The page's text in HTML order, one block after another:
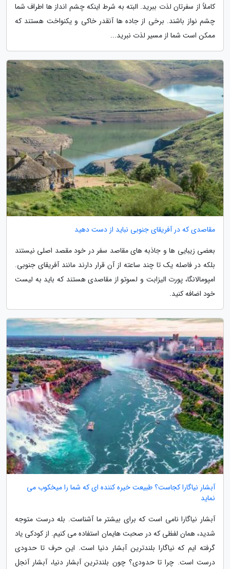
کاملاً از سفرتان لذت ببرید. البته به شرط اینکه چشم انداز ها اطراف شما
چشم نواز باشند. برخی از جاده ها آنقدر خاکی و یکنواخت هستند که
ممکن است شما از مسیر لذت نبرید...
مقاصدی که در آفریقای جنوبی نباید از دست دهید
بعضی زیبایی ها و جاذبه های مقاصد سفر در خود مقصد اصلی نیستند
بلکه در فاصله یک تا چند ساعته از آن قرار دارند مانند آفریقای جنوبی.
امپومالانگا، پورت الیزابت و لسوتو از مقاصدی هستند که باید به لیست
خود اضافه کنید.
آبشار نیاگارا کجاست؟ طبیعت خیره کننده ای که شما را میخکوب می
نماید
آبشار نیاگارا نامی است که برای بیشتر ما آشناست. بله درست متوجه
شدید، همان لفظی که در صحبت هایمان استفاده می کنیم. از کودکی یاد
گرفته ایم که نیاگارا بلندترین آبشار دنیا است. این حرف تا حدودی
درست است. چرا تا حدودی؟ چون بلندترین آبشار دنیا، آبشار آنجل